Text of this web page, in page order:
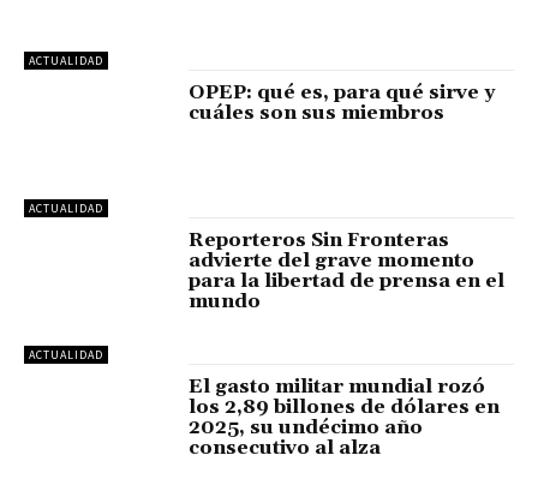
ACTUALIDAD
ACTUALIDAD
OPEP: qué es, para qué sirve y
cuáles son sus miembros
ACTUALIDAD
Reporteros Sin Fronteras
advierte del grave momento
para la libertad de prensa en el
mundo
El gasto militar mundial rozó
los 2,89 billones de dólares en
2025, su undécimo año
consecutivo al alza